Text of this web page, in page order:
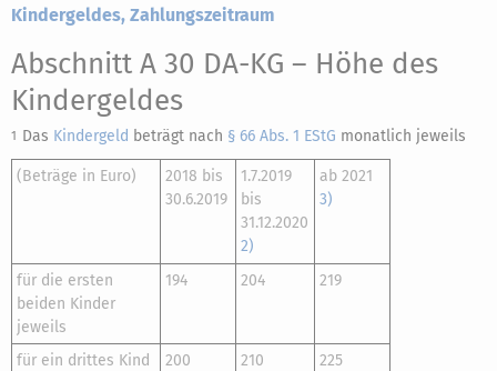
Kindergeldes, Zahlungszeitraum
Abschnitt A 30 DA-KG – Höhe des
Kindergeldes
1 Das Kindergeld beträgt nach § 66 Abs. 1 EStG monatlich jeweils
(Beträge in Euro)
2018 bis
30.6.2019
1.7.2019
bis
31.12.2020
2)
ab 2021
3)
für die ersten
beiden Kinder
jeweils
194 204 219
für ein drittes Kind 200 210
225